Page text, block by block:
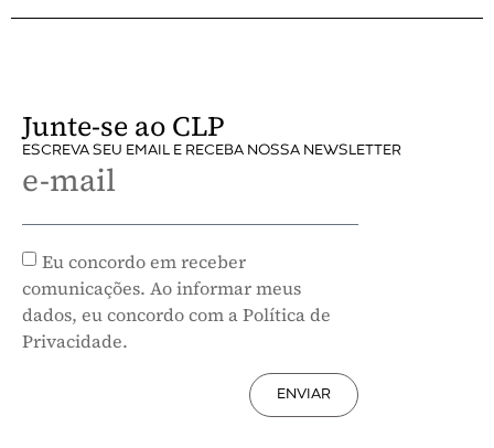
Junte-se ao CLP
ESCREVA SEU EMAIL E RECEBA NOSSA NEWSLETTER
e-mail
Eu concordo em receber
comunicações. Ao informar meus
dados, eu concordo com a Política de
Privacidade.
ENVIAR